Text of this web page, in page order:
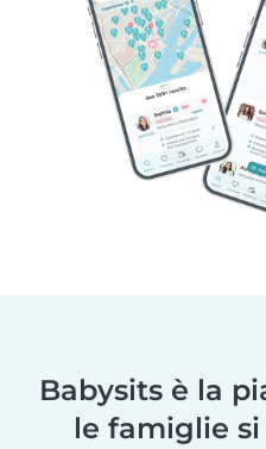
Babysits è la
le famiglie